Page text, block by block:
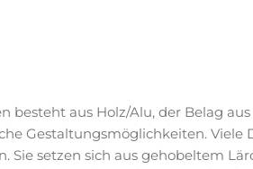
besteht aus Holz/Alu, der Belag
Gestaltungsmöglichkeiten. Viele
Sie setzen sich aus gehobeltem